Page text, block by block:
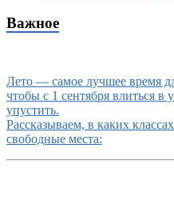
Важное
Лето — самое лучшее время
чтобы с 1 сентября влиться
упустить.
Рассказываем, в каких
свободные места: